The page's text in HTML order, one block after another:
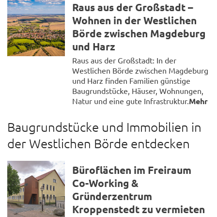
Raus aus der Großstadt –
Wohnen in der Westlichen
Börde zwischen Magdeburg
und Harz
Raus aus der Großstadt: In der
Westlichen Börde zwischen Magdeburg
und Harz finden Familien günstige
Baugrundstücke, Häuser, Wohnungen,
Natur und eine gute Infrastruktur.Mehr
Baugrundstücke und Immobilien in
der Westlichen Börde entdecken
Büroflächen im Freiraum
Co-Working &
Gründerzentrum
Kroppenstedt zu vermieten